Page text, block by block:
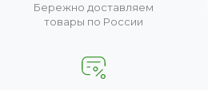
Бережно доставляем
товары по России